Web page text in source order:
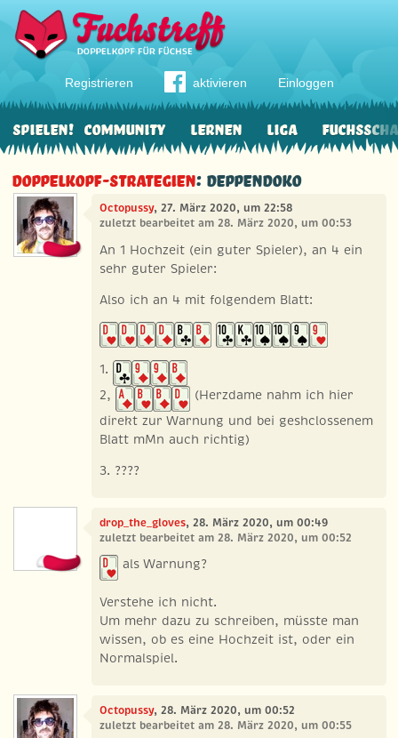
Registrieren aktivieren Einloggen
Community Lernen Liga
Spielen!
Doppelkopf-Strategien: Deppendoko
Octopussy, 27. März 2020, um 22:58
zuletzt bearbeitet am 28. März 2020, um 00:53
An 1 Hochzeit (ein guter Spieler), an 4 ein
sehr guter Spieler:
Also ich an 4 mit folgendem Blatt:
1.
2,
(Herzdame nahm ich hier
direkt zur Warnung und bei geshclossenem
Blatt mMn auch richtig)
3. ????
drop_the_gloves, 28. März 2020, um 00:49
zuletzt bearbeitet am 28. März 2020, um 00:52
als Warnung?
Verstehe ich nicht.
Um mehr dazu zu schreiben, müsste man
wissen, ob es eine Hochzeit ist, oder ein
Normalspiel.
Octopussy, 28. März 2020, um 00:52
zuletzt bearbeitet am 28. März 2020, um 00:55